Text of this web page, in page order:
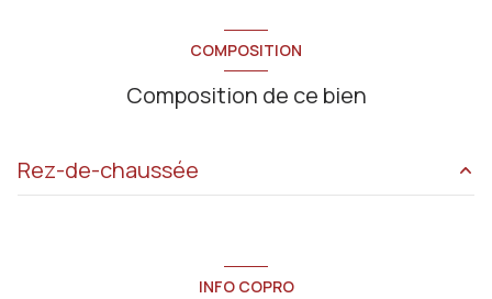
COMPOSITION
Composition de ce bien
Rez-de-chaussée
INFO COPRO